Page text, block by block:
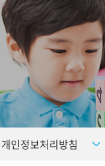
개인정보처리방침